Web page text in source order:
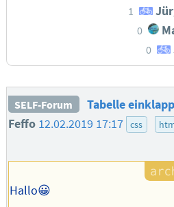
1
0
0
SELF-Forum
Tabelle
Feffo 12.02.2019 17:17 css
Hallo😀